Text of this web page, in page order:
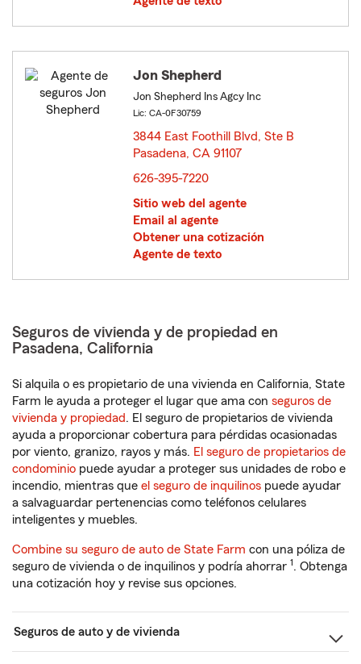
Jon Shepherd
Jon Shepherd Ins Agcy Inc
Lic: CA-0F30759
3844 East Foothill Blvd, Ste B
Pasadena, CA 91107
626-395-7220
Sitio web del agente
Email al agente
Obtener una cotización
Agente de texto
Seguros de vivienda y de propiedad en
Pasadena, California
Si alquila o es propietario de una vivienda en California, State
Farm le ayuda a proteger el lugar que ama con seguros de
vivienda y propiedad. El seguro de propietarios de vivienda
ayuda a proporcionar cobertura para pérdidas ocasionadas
por viento, granizo, rayos y más. El seguro de propietarios de
condominio puede ayudar a proteger sus unidades de robo e
incendio, mientras que el seguro de inquilinos puede ayudar
a salvaguardar pertenencias como teléfonos celulares
inteligentes y muebles.
Combine su seguro de auto de State Farm con una póliza de
seguro de vivienda o de inquilinos y podría ahorrar 1. Obtenga
una cotización hoy y revise sus opciones.
Seguros de auto y de vivienda